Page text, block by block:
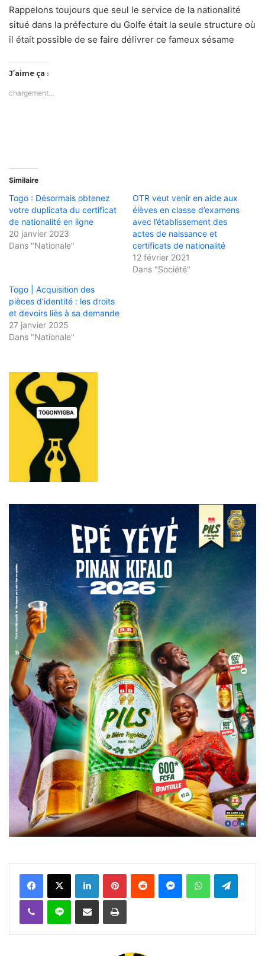
Rappelons toujours que seul le service de la nationalité
situé dans la préfecture du Golfe était la seule structure où
il était possible de se faire délivrer ce fameux sésame
J’aime ça :
chargement…
Similaire
Togo : Désormais obtenez
votre duplicata du certificat
de nationalité en ligne
20 janvier 2023
Dans "Nationale"
OTR veut venir en aide aux
élèves en classe d’examens
avec l’établissement des
actes de naissance et
certificats de nationalité
12 février 2021
Dans "Société"
Togo | Acquisition des
pièces d’identité : les droits
et devoirs liés à sa demande
27 janvier 2025
Dans "Nationale"
FacebookX Linkedin PinterestReddit MessengerWhatsAppTelegram
Viber Ligne Partager par email Imprimer